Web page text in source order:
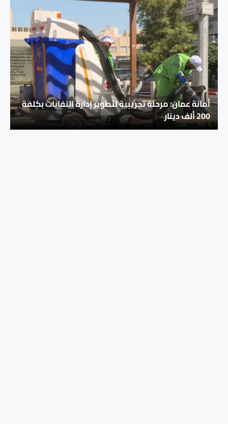
أمانة عمان: مرحلة تجريبية لتطوير إدارة النفايات بكلفة
200 ألف دينار